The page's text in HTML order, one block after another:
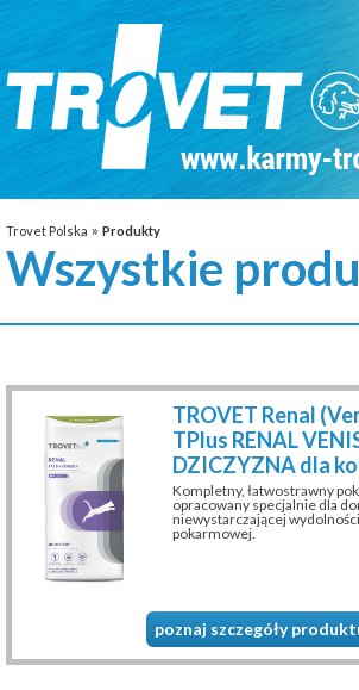
Trovet Polska » Produkty
Wszystkie
TROVET Renal
TPlus RENAL
DZICZYZNA dla
Kompletny, łatwostrawny
opracowany specjalnie dla
niewystarczającej
pokarmowej.
poznaj szczegóły